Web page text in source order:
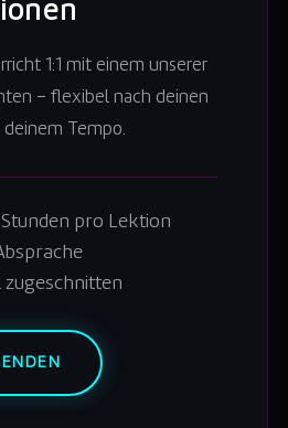
1:1 mit einem unserer
– flexibel nach deinen
Tempo.
pro Lektion
zugeschnitten